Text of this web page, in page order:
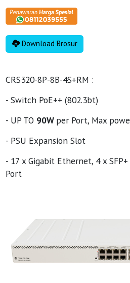
Download Brosur
CRS320-8P-8B-4S+RM :
- Switch PoE++ (802.3bt)
- UP TO 90W per Port, Max
- PSU Expansion Slot
- 17 x Gigabit Ethernet, 4 x
Port